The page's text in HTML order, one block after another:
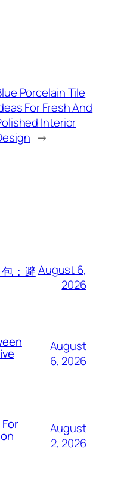
Porcelain Tile
For Fresh And
Interior
→
：避August 6,
2026
August
6, 2026
August
2, 2026